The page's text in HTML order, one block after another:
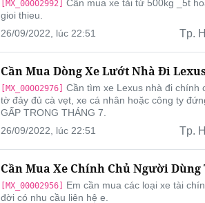
[MX_00002992]
Cần mua xe tải từ 500kg _5t
gioi thieu.
26/09/2022, lúc 22:51
Tp.
Cần Mua Dòng Xe Lướt Nhà Đi
[MX_00002976]
Cần tìm xe Lexus nhà đi chính
tờ đảy đủ cà vẹt, xe cá nhân hoặc công ty
GẤP TRONG THÁNG 7.
26/09/2022, lúc 22:51
Tp.
Cần Mua Xe Chính Chủ Người Dùng
[MX_00002956]
Em cần mua các loại xe tài
đời có nhu cầu liên hệ e.